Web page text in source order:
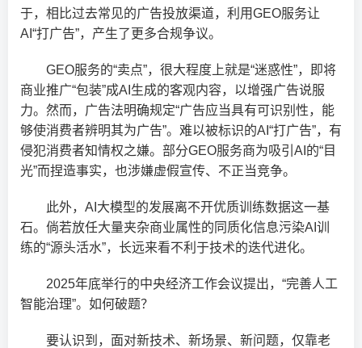
于，相比过去常见的广告投放渠道，利用GEO服务让
AI“打广告”，产生了更多合规争议。
GEO服务的“卖点”，很大程度上就是“迷惑性”，即将
商业推广“包装”成AI生成的客观内容，以增强广告说服
力。然而，广告法明确规定“广告应当具有可识别性，能
够使消费者辨明其为广告”。难以被标识的AI“打广告”，有
侵犯消费者知情权之嫌。部分GEO服务商为吸引AI的“目
光”而捏造事实，也涉嫌虚假宣传、不正当竞争。
此外，AI大模型的发展离不开优质训练数据这一基
石。倘若放任大量夹杂商业属性的同质化信息污染AI训
练的“源头活水”，长远来看不利于技术的迭代进化。
2025年底举行的中央经济工作会议提出，“完善人工
智能治理”。如何破题？
要认识到，面对新技术、新场景、新问题，仅靠老